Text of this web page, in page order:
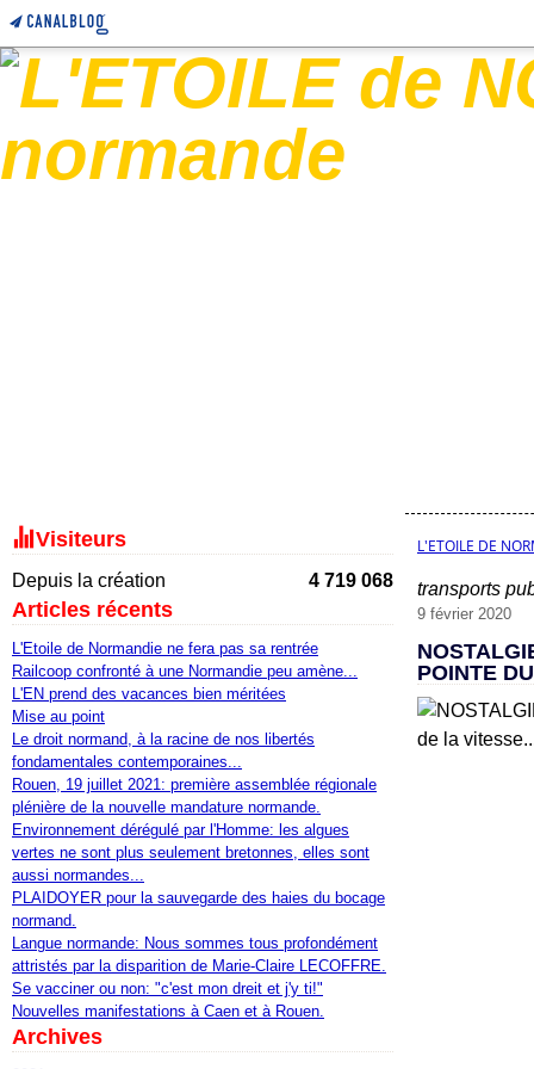
Visiteurs
Depuis la création 4 719 068
Articles récents
L'Etoile de Normandie ne fera pas sa rentrée
Railcoop confronté à une Normandie peu amène...
L'EN prend des vacances bien méritées
Mise au point
Le droit normand, à la racine de nos libertés
fondamentales contemporaines...
Rouen, 19 juillet 2021: première assemblée régionale
plénière de la nouvelle mandature normande.
Environnement dérégulé par l'Homme: les algues
vertes ne sont plus seulement bretonnes, elles sont
aussi normandes...
PLAIDOYER pour la sauvegarde des haies du bocage
normand.
Langue normande: Nous sommes tous profondément
attristés par la disparition de Marie-Claire LECOFFRE.
Se vacciner ou non: "c'est mon dreit et j'y ti!"
Nouvelles manifestations à Caen et à Rouen.
Archives
L'ETOILE DE
transports
9 février 2020
POINTE